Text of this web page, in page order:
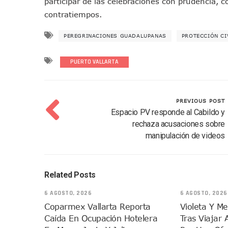
Colectivos Piden A Lemus
Caída De “El Mencho”
Maleza Crece En
Lluvias E Inundaciones No
Bruno Blancas Reúne A
Viajar A Puerto Vallarta
Buscan Reducir Riesgos
Plantean “Ley Don
contratiempos.
PEREGRINACIONES GUADALUPANAS PROTECCIÓN
PUERTO VALLARTA
PREVIOUS POST
Espacio PV responde al Cabildo y
rechaza acusaciones sobre
manipulación de videos
Related Posts
6 AGOSTO, 2026
Coparmex Vallarta Reporta
Caída En Ocupación Hotelera
6 AGOSTO, 2026
Violeta Y
Tras Viajar